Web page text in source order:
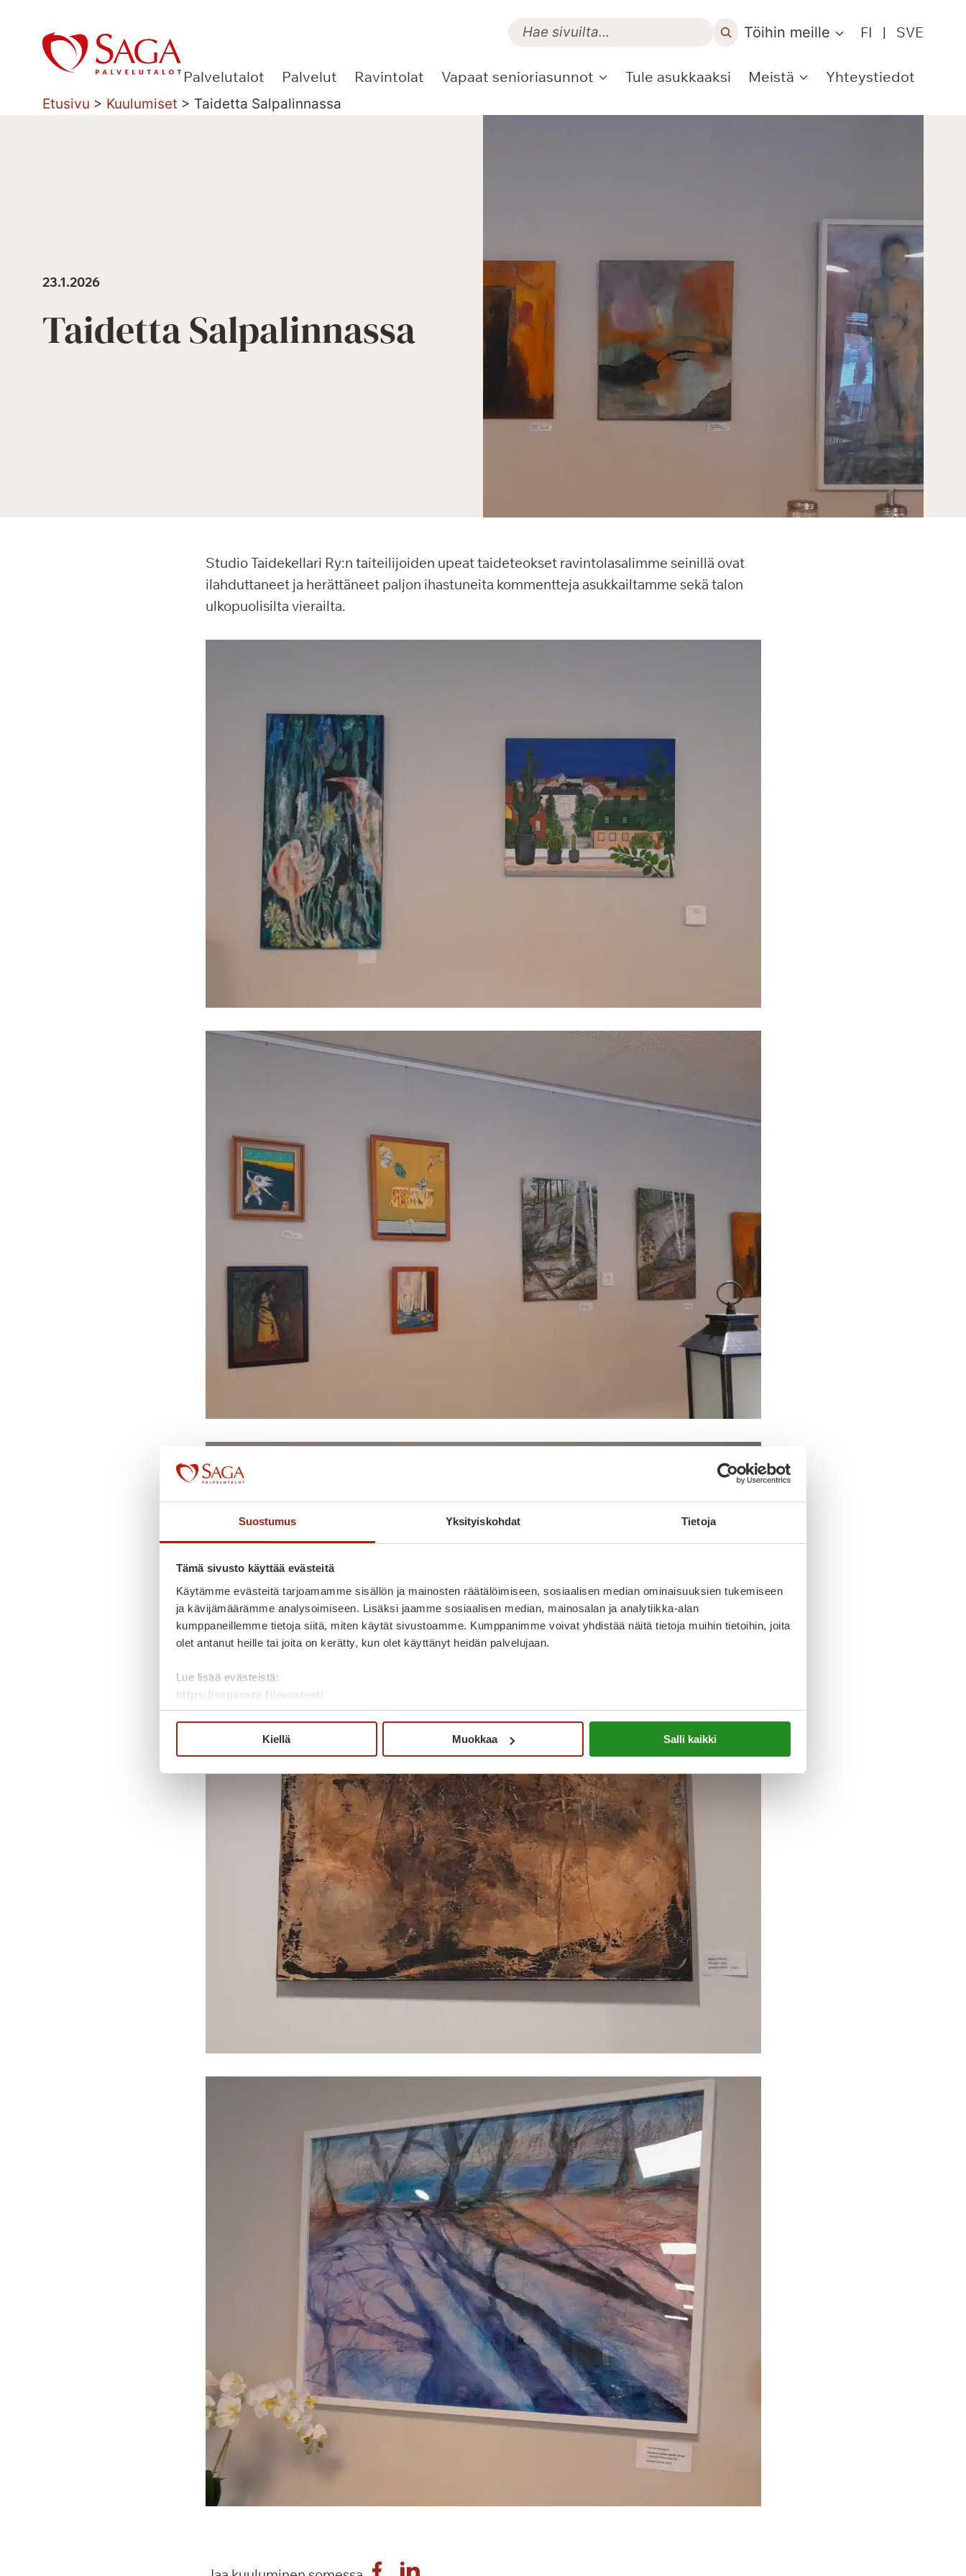
Suostumus Yksityiskohdat Tietoja
Tämä sivusto käyttää evästeitä
Käytämme evästeitä tarjoamamme sisällön ja mainosten räätälöimiseen, sosiaalisen median ominaisuuksien tukemiseen
ja kävijämäärämme analysoimiseen. Lisäksi jaamme sosiaalisen median, mainosalan ja analytiikka-alan
kumppaneillemme tietoja siitä, miten käytät sivustoamme. Kumppanimme voivat yhdistää näitä tietoja muihin tietoihin, joita
olet antanut heille tai joita on kerätty, kun olet käyttänyt heidän palvelujaan.
Lue lisää evästeistä:
https://sagacare.fi/evasteet/
Kiellä Muokkaa Salli kaikki
sisältöön
Töihin meille FI | SVE
Palvelutalot Palvelut Ravintolat Vapaat senioriasunnot Tule asukkaaksi Meistä Yhteystiedot
Etusivu > Kuulumiset > Taidetta Salpalinnassa
23.1.2026
Taidetta Salpalinnassa
Studio Taidekellari Ry:n taiteilijoiden upeat taideteokset ravintolasalimme seinillä ovat
ilahduttaneet ja herättäneet paljon ihastuneita kommentteja asukkailtamme sekä talon
ulkopuolisilta vierailta.